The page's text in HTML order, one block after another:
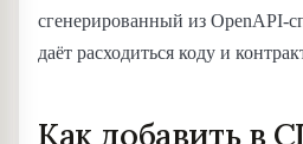
сгенерированный из OpenAPI-
даёт расходиться коду и
Как добавить в CI